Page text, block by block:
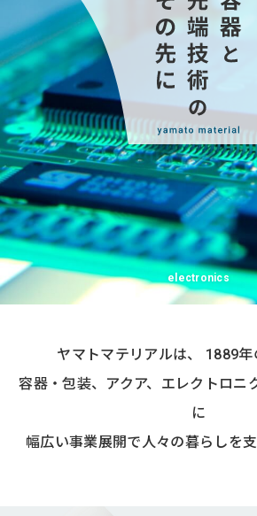
electronics
ヤマトマテリアルは、 1889年
容器・包装、アクア、エレクトロニ
に
幅広い事業展開で人々の暮らしを